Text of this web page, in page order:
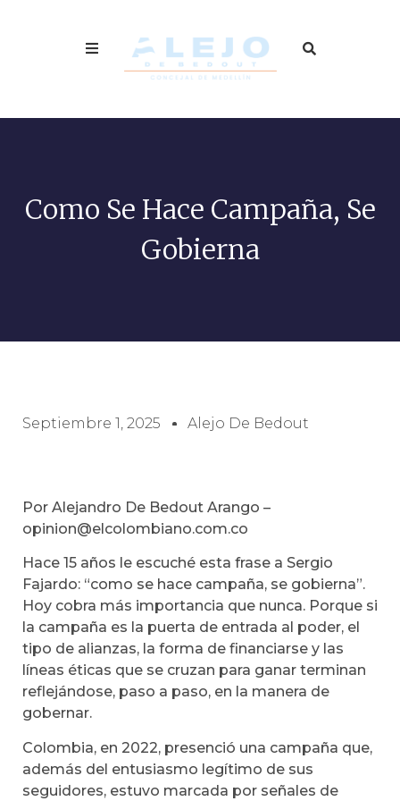
Como Se Hace Campaña, Se
Gobierna
Septiembre 1, 2025 Alejo De Bedout
Por Alejandro De Bedout Arango –
opinion@elcolombiano.com.co
Hace 15 años le escuché esta frase a Sergio
Fajardo: “como se hace campaña, se gobierna”.
Hoy cobra más importancia que nunca. Porque si
la campaña es la puerta de entrada al poder, el
tipo de alianzas, la forma de financiarse y las
líneas éticas que se cruzan para ganar terminan
reflejándose, paso a paso, en la manera de
gobernar.
Colombia, en 2022, presenció una campaña que,
además del entusiasmo legítimo de sus
seguidores, estuvo marcada por señales de